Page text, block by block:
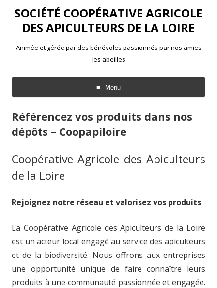
SOCIÉTÉ COOPÉRATIVE AGRICOLE
DES APICULTEURS DE LA LOIRE
Animée et gérée par des bénévoles passionnés par nos amies
les abeilles
Menu
Aller
contenu
Référencez vos produits dans nos
dépôts – Coopapiloire
Coopérative Agricole des Apiculteurs
de la Loire
Rejoignez notre réseau et valorisez vos produits
La Coopérative Agricole des Apiculteurs de la Loire
est un acteur local engagé au service des apiculteurs
et de la biodiversité. Nous offrons aux entreprises
une opportunité unique de faire connaître leurs
produits à une communauté passionnée et engagée.